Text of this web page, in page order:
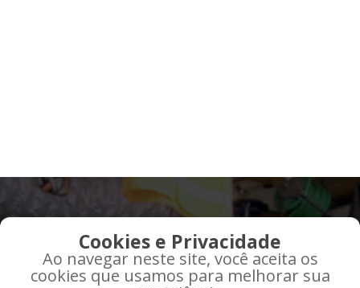
QUE TAL RECEBER AS
MELHORES OFERTAS EM
SEU EMAIL?
Cookies e Privacidade
Ao navegar neste site, você aceita os
cookies que usamos para melhorar sua